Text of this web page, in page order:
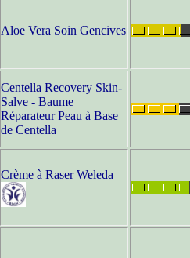
Aloe Vera Soin Gencives
Centella Recovery Skin-
Salve - Baume
Réparateur Peau à Base
de Centella
Crème à Raser Weleda